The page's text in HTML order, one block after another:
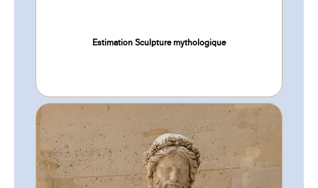
Estimation Sculpture mythologique